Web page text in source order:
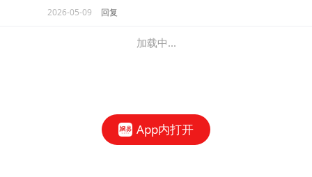
2026-05-09 回复
加载中...
App内打开